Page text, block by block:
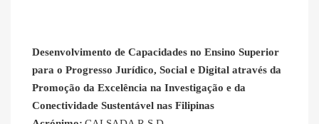
Desenvolvimento de Capacidades no Ensino Superior
para o Progresso Jurídico, Social e Digital através da
Promoção da Excelência na Investigação e da
Conectividade Sustentável nas Filipinas